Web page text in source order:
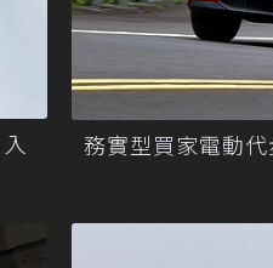
務實型買家電動